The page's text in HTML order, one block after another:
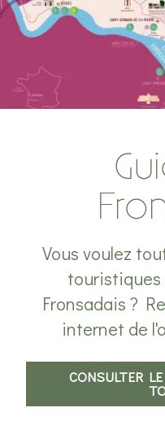
Vous voulez
touristiques
Fronsadais ?
internet de
CONSULTER